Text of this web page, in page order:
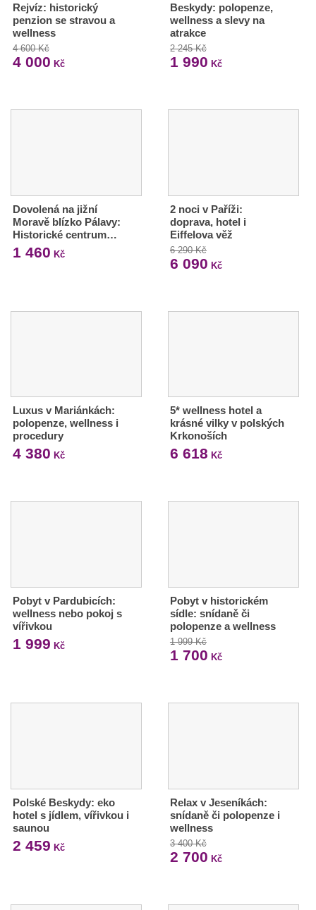
Rejvíz: historický
penzion se stravou a
wellness
4 600 Kč
4 000 Kč
Beskydy: polopenze,
wellness a slevy na
atrakce
2 245 Kč
1 990 Kč
Dovolená na jižní
Moravě blízko Pálavy:
Historické centrum…
1 460 Kč
2 noci v Paříži:
doprava, hotel i
Eiffelova věž
6 290 Kč
6 090 Kč
Luxus v Mariánkách:
polopenze, wellness i
procedury
4 380 Kč
5* wellness hotel a
krásné vilky v polských
Krkonoších
6 618 Kč
Pobyt v Pardubicích:
wellness nebo pokoj s
vířivkou
1 999 Kč
Pobyt v historickém
sídle: snídaně či
polopenze a wellness
1 999 Kč
1 700 Kč
Polské Beskydy: eko
hotel s jídlem, vířivkou i
saunou
2 459 Kč
Relax v Jeseníkách:
snídaně či polopenze i
wellness
3 400 Kč
2 700 Kč